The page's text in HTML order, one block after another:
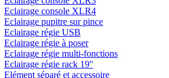
Eclairage console XLR4
Eclairage pupitre sur pince
Eclairage régie USB
Eclairage régie à poser
Eclairage régie multi-fonctions
Eclairage régie rack 19''
Elément séparé et accessoire